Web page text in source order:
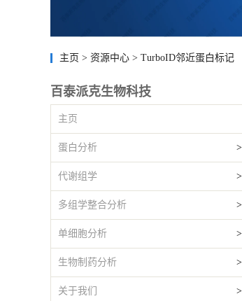
主页 > 资源中心 > TurboID邻近蛋白标记
百泰派克生物科技
主页
蛋白分析 >
代谢组学 >
多组学整合分析 >
单细胞分析 >
生物制药分析 >
关于我们 >